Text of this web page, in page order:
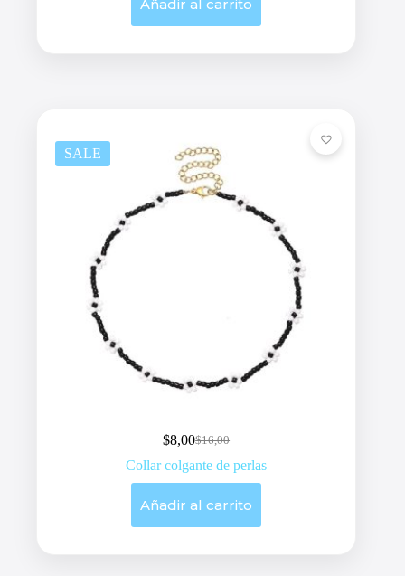
Añadir al carrito
SALE
$16,00
Original
price
was:
$8,00Current
price
is:
Collar colgante de perlas
Añadir al carrito